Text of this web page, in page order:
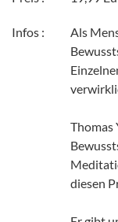
Infos :
Als
Thomas
diesen